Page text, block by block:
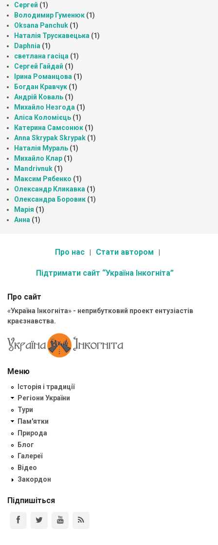
Сергей (1)
Володимир Гуменюк (1)
Oksana Panchuk (1)
Наталія Трускавецька (1)
Daphnia (1)
светлана гасіца (1)
Сергей Гайдай (1)
Ірина Романцова (1)
Богдан Кравчук (1)
Андрій Коваль (1)
Михайло Незгода (1)
Аліса Коломієць (1)
Катерина Самсонюк (1)
Anna Skrypak Skrypak (1)
Наталія Мураль (1)
Михайло Клар (1)
Mandrivnuk (1)
Максим Рябенко (1)
Олександр Кликавка (1)
Олександра Боровик (1)
Марія (1)
Анна (1)
Про нас Стати автором
Підтримати сайт “Україна Інкогніта”
Про сайт
«Україна Інкогніта» - неприбутковий проект ентузіастів
краєзнавства.
Меню
Історія і традиції
Регіони України
Тури
Пам'ятки
Природа
Блог
Галереї
Відео
Закордон
Підпишіться